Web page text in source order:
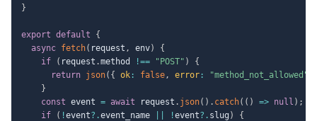
}
export default
{
async fetch( request , env)
{
if
( request .method !== "POST" )
{
return json( { ok : false, error : "method_not_allowed"
}
const event = await request . json( ) . catch( ( ) => null ) ;
if
( !event?.event_name !event?. slug )
{